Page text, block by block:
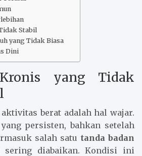
Stabil
yang Tidak Biasa
Dini
yang Tidak
berat adalah hal wajar.
persisten, bahkan setelah
salah satu tanda badan
diabaikan. Kondisi ini